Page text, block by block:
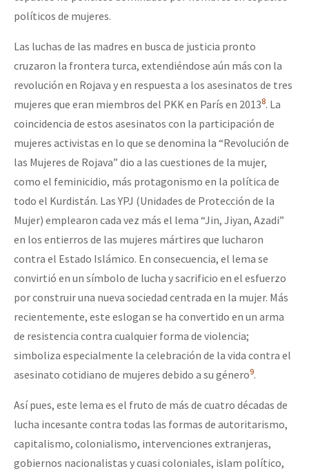
políticos de mujeres.
Las luchas de las madres en busca de justicia pronto
cruzaron la frontera turca, extendiéndose aún más con la
revolución en Rojava y en respuesta a los asesinatos de tres
mujeres que eran miembros del PKK en París en 20138. La
coincidencia de estos asesinatos con la participación de
mujeres activistas en lo que se denomina la “Revolución de
las Mujeres de Rojava” dio a las cuestiones de la mujer,
como el feminicidio, más protagonismo en la política de
todo el Kurdistán. Las YPJ (Unidades de Protección de la
Mujer) emplearon cada vez más el lema “Jin, Jiyan, Azadi”
en los entierros de las mujeres mártires que lucharon
contra el Estado Islámico. En consecuencia, el lema se
convirtió en un símbolo de lucha y sacrificio en el esfuerzo
por construir una nueva sociedad centrada en la mujer. Más
recientemente, este eslogan se ha convertido en un arma
de resistencia contra cualquier forma de violencia;
simboliza especialmente la celebración de la vida contra el
asesinato cotidiano de mujeres debido a su género9.
Así pues, este lema es el fruto de más de cuatro décadas de
lucha incesante contra todas las formas de autoritarismo,
capitalismo, colonialismo, intervenciones extranjeras,
gobiernos nacionalistas y cuasi coloniales, islam político,